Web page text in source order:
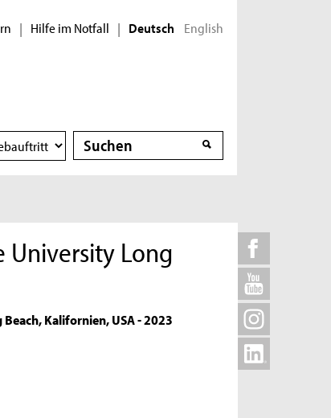
| Hilfe im Notfall | Deutsch English
Suche
Suche
University Long
Beach, Kalifornien, USA - 2023